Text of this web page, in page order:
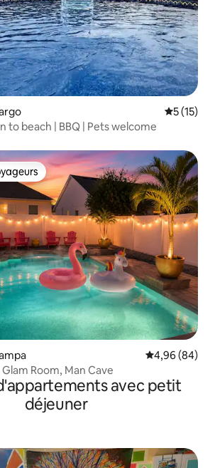
5 (15)
to beach | BBQ | Pets welcome
Évaluation
4,96 (84)
Room, Man Cave
avec petit
déjeuner